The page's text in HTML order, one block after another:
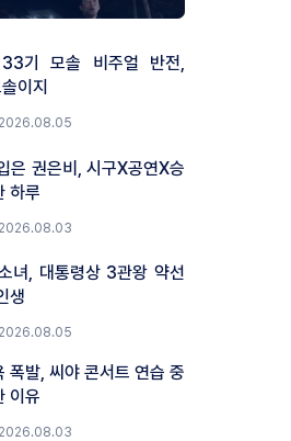
33기 모솔 비주얼 반전,
이지
2026.08.05
은 권은비, 시구X공연X승
하루
2026.08.03
녀, 대통령상 3관왕 약선
생
2026.08.05
폭발, 씨야 콘서트 연습 중
이유
2026.08.03